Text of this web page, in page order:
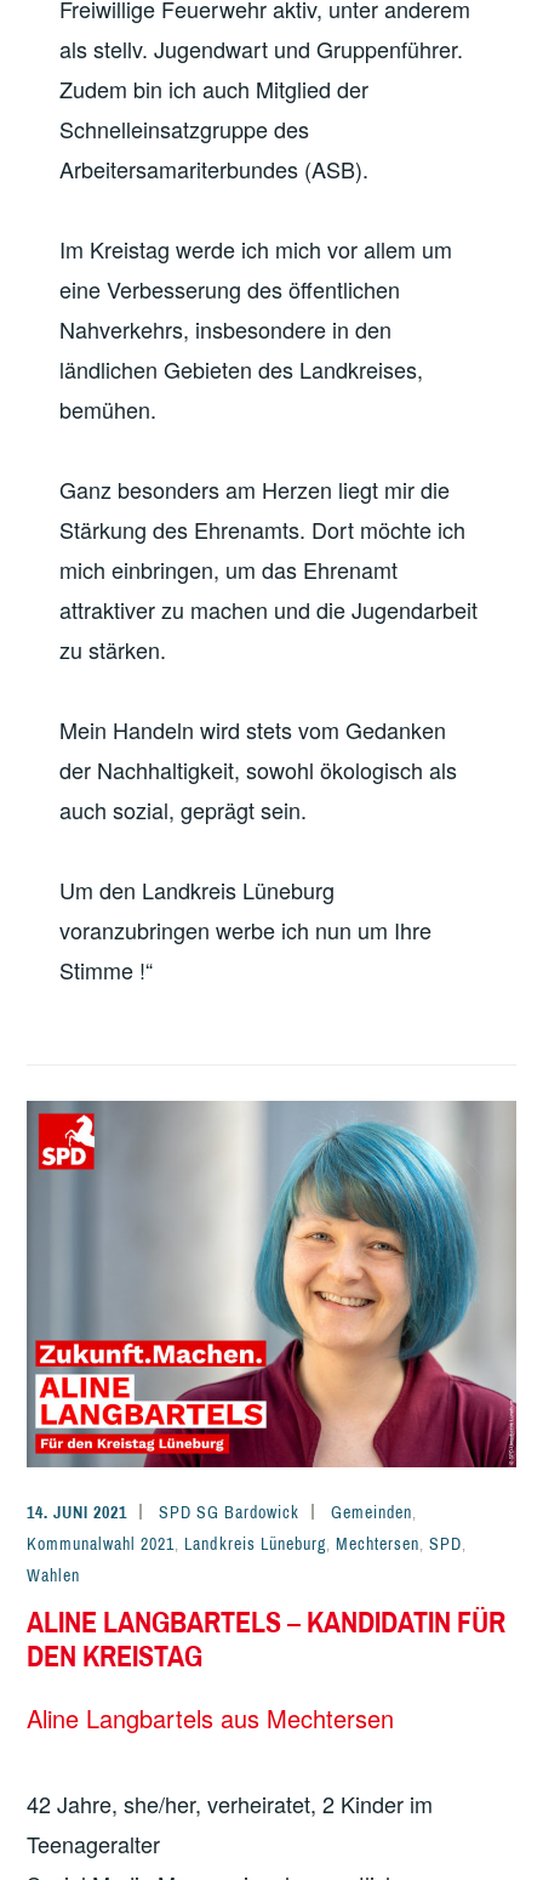
Freiwillige Feuerwehr aktiv, unter anderem
als stellv. Jugendwart und Gruppenführer.
Zudem bin ich auch Mitglied der
Schnelleinsatzgruppe des
Arbeitersamariterbundes (ASB).
Im Kreistag werde ich mich vor allem um
eine Verbesserung des öffentlichen
Nahverkehrs, insbesondere in den
ländlichen Gebieten des Landkreises,
bemühen.
Ganz besonders am Herzen liegt mir die
Stärkung des Ehrenamts. Dort möchte ich
mich einbringen, um das Ehrenamt
attraktiver zu machen und die Jugendarbeit
zu stärken.
Mein Handeln wird stets vom Gedanken
der Nachhaltigkeit, sowohl ökologisch als
auch sozial, geprägt sein.
Um den Landkreis Lüneburg
voranzubringen werbe ich nun um Ihre
Stimme !“
14. JUNI 2021 SPD SG Bardowick Gemeinden
Kommunalwahl 2021
Landkreis Lüneburg ,Mechtersen ,SPD
Wahlen
ALINE LANGBARTELS – KANDIDATIN FÜR
DEN KREISTAG
Aline Langbartels aus Mechtersen
42 Jahre, she/her, verheiratet, 2 Kinder im
Teenageralter